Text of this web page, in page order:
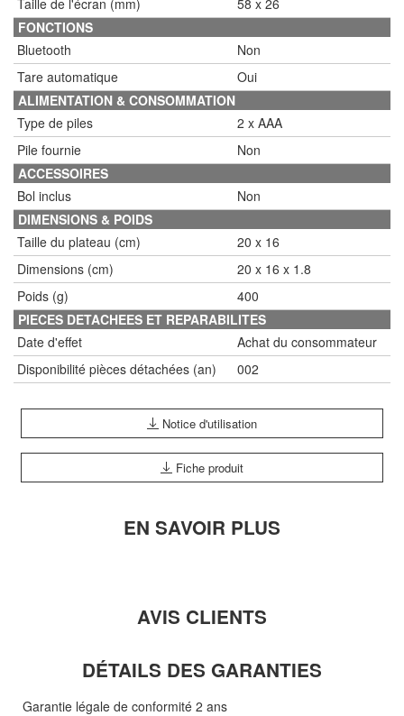
FONCTIONS
Bluetooth
Non
Tare automatique
Oui
ALIMENTATION & CONSOMMATION
Type de piles
2 x AAA
Pile fournie
Non
ACCESSOIRES
Bol inclus
Non
DIMENSIONS & POIDS
Taille du plateau (cm)
20 x 16
Dimensions (cm)
20 x 16 x 1.8
Poids (g)
400
PIECES DETACHEES ET REPARABILITES
Date d'effet
Achat du consommateur
Disponibilité pièces détachées (an)
002
Notice d'utilisation
Fiche produit
EN SAVOIR PLUS
AVIS CLIENTS
DÉTAILS DES GARANTIES
Garantie légale de conformité 2 ans